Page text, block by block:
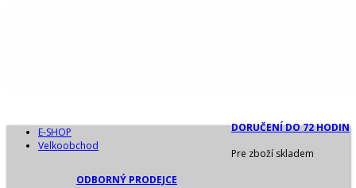
DORUČENÍ DO 72 HODIN
Pre zboží skladem
ODBORNÝ PRODEJCE
E-SHOP
Velkoobchod